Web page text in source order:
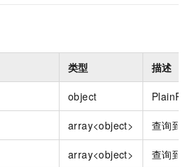
类型 描述
object
array<object> 查询到
array<object> 查询到